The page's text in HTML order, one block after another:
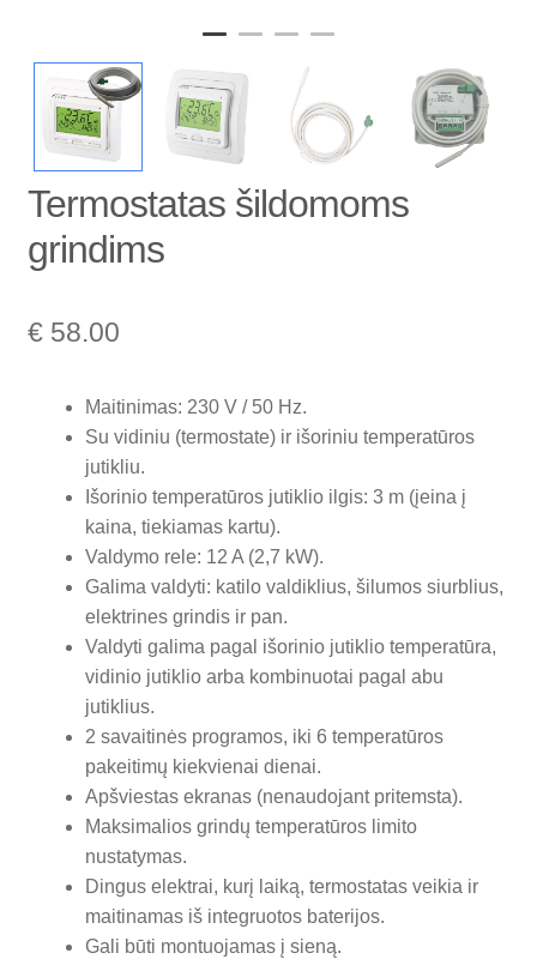
Termostatas šildomoms
grindims
€58.00
Maitinimas: 230 V / 50 Hz.
Su vidiniu (termostate) ir išoriniu temperatūros
jutikliu.
Išorinio temperatūros jutiklio ilgis: 3 m (įeina į
kaina, tiekiamas kartu).
Valdymo rele: 12 A (2,7 kW).
Galima valdyti: katilo valdiklius, šilumos siurblius,
elektrines grindis ir pan.
Valdyti galima pagal išorinio jutiklio temperatūra,
vidinio jutiklio arba kombinuotai pagal abu
jutiklius.
2 savaitinės programos, iki 6 temperatūros
pakeitimų kiekvienai dienai.
Apšviestas ekranas (nenaudojant pritemsta).
Maksimalios grindų temperatūros limito
nustatymas.
Dingus elektrai, kurį laiką, termostatas veikia ir
maitinamas iš integruotos baterijos.
Gali būti montuojamas į sieną.